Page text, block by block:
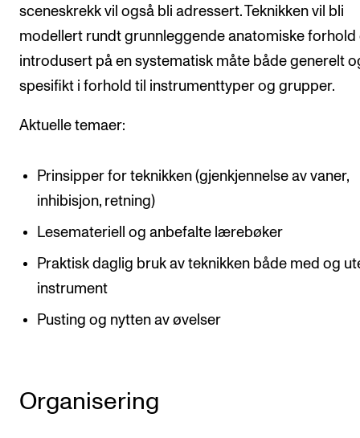
sceneskrekk vil også bli adressert. Teknikken vil bli
modellert rundt grunnleggende anatomiske forhold
introdusert på en systematisk måte både generelt
spesifikt i forhold til instrumenttyper og grupper.
Aktuelle temaer:
Prinsipper for teknikken (gjenkjennelse av vaner,
inhibisjon, retning)
Lesemateriell og anbefalte lærebøker
Praktisk daglig bruk av teknikken både med og
instrument
Pusting og nytten av øvelser
Organisering